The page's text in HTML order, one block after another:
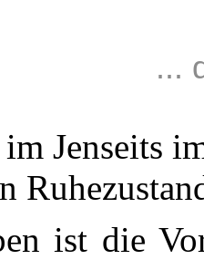
...
Jenseits
ist die